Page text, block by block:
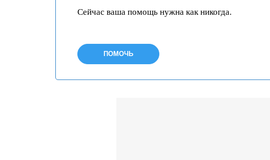
Сейчас ваша помощь нужна как никогда.
ПОМОЧЬ